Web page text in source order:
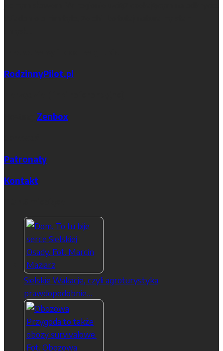
RodzinnyPilot.pl
Zenbox
Patronaty
Kontakt
Sielskie Wakacje, czyli agroturystyka
prawdopodobnie…